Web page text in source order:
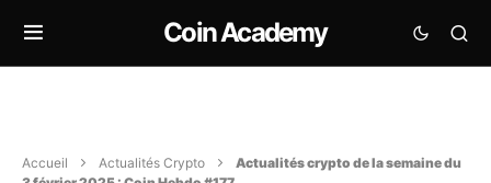
Coin Academy
Accueil Actualités Crypto
Actualités crypto de la semaine du